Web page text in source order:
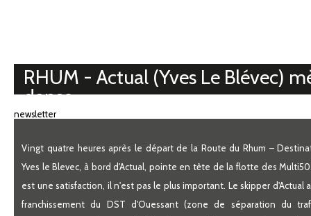
RHUM - Actual (Yves Le Blévec)
danse
newsletter
Vingt quatre heures après le départ de la Route du Rhum –
Yves le Blevec, à bord d'Actual, pointe en tête de la flotte des
est une satisfaction, il n'est pas le plus important. Le skipper d'Actual
franchissement du DST d'Ouessant (zone de séparation du